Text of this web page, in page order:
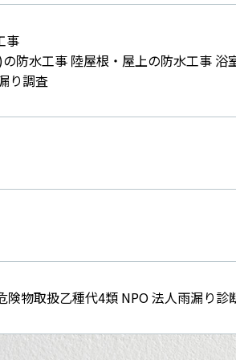
事
防水工事 陸屋根・屋上の防水工事
り調査
険物取扱乙種代4類 NPO 法人雨漏り診